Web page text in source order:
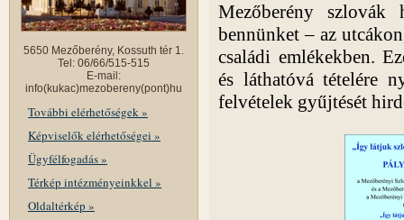
5650 Mezőberény, Kossuth tér 1.
Tel: 06/66/515-515
E-mail:
info(kukac)mezobereny(pont)hu
További elérhetőségek »
Képviselők elérhetőségei »
Ügyfélfogadás »
Térkép intézményeinkkel »
Oldaltérkép »
Mezőberény szlovák
bennünket – az
családi emlékekben.
és láthatóvá tételére
felvételek gyűjtését